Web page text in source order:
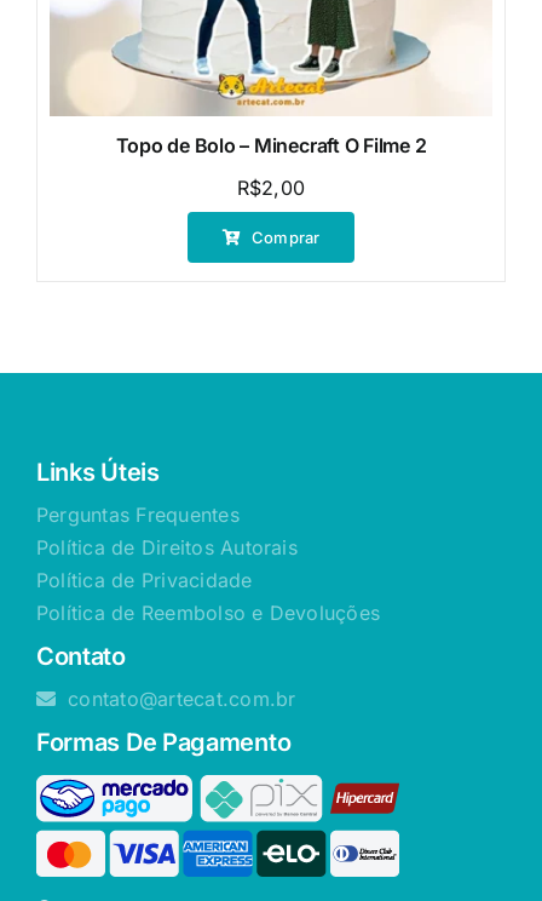
Topo de Bolo – Minecraft O Filme 2
R$2,00
Comprar
Links Úteis
Perguntas Frequentes
Política de Direitos Autorais
Política de Privacidade
Política de Reembolso e Devoluções
Contato
contato@artecat.com.br
Formas De Pagamento